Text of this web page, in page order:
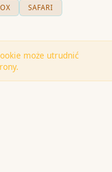
SAFARI
może utrudnić